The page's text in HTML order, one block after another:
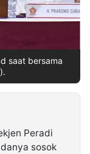
saat bersama
Peradi
sosok